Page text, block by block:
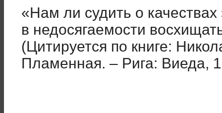
«Нам ли судить о
в недосягаемости
(Цитируется по книге:
Пламенная. – Рига: Виеда,